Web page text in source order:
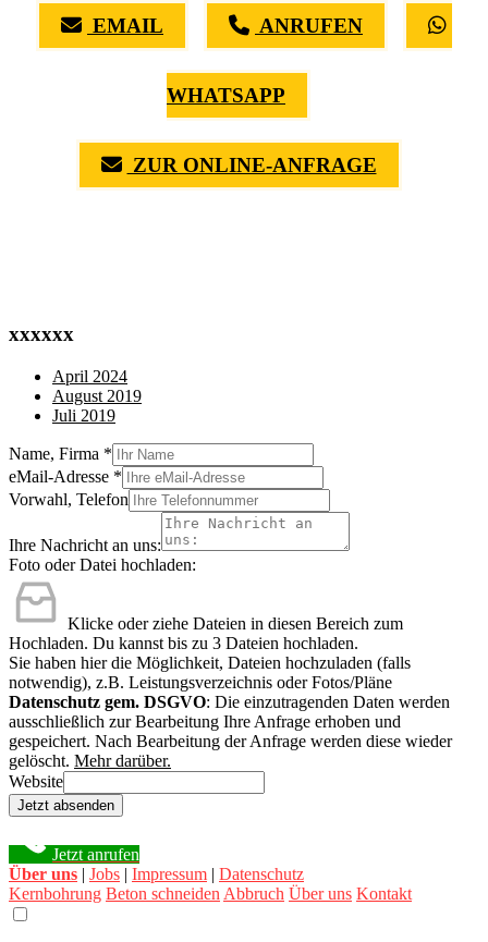
EMAIL ANRUFEN
WHATSAPP
ZUR ONLINE-ANFRAGE
xxxxxx
April 2024
August 2019
Juli 2019
Name, Firma *
eMail-Adresse *
Vorwahl, Telefon
Ihre Nachricht an uns:
Foto oder Datei hochladen:
Klicke oder ziehe Dateien in diesen Bereich zum
Hochladen. Du kannst bis zu 3 Dateien hochladen.
Sie haben hier die Möglichkeit, Dateien hochzuladen (falls
notwendig), z.B. Leistungsverzeichnis oder Fotos/Pläne
Datenschutz gem. DSGVO: Die einzutragenden Daten werden
ausschließlich zur Bearbeitung Ihre Anfrage erhoben und
gespeichert. Nach Bearbeitung der Anfrage werden diese wieder
gelöscht. Mehr darüber.
Website
Jetzt absenden
Jetzt anrufen
Über uns | Jobs | Impressum | Datenschutz
Kernbohrung Beton schneiden Abbruch Über uns Kontakt